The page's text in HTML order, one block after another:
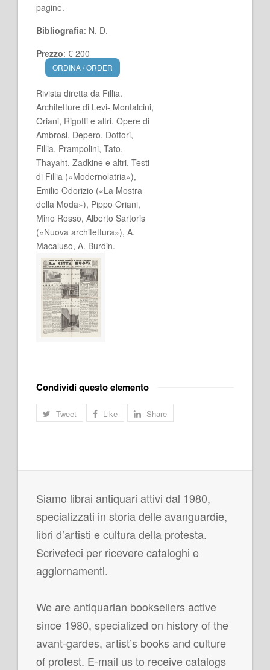
pagine.
Bibliografia: N. D.
Prezzo: € 200
ORDINA / ORDER
Rivista diretta da Fillia.
Architetture di Levi- Montalcini,
Oriani, Rigotti e altri. Opere di
Ambrosi, Depero, Dottori,
Fillia, Prampolini, Tato,
Thayaht, Zadkine e altri. Testi
di Fillia («Modernolatria»),
Emilio Odorizio («La Mostra
della Moda»), Pippo Oriani,
Mino Rosso, Alberto Sartoris
(«Nuova architettura»), A.
Macaluso, A. Burdin.
Condividi questo elemento
Tweet Like Share
Siamo librai antiquari attivi dal 1980,
specializzati in storia delle avanguardie,
libri d’artisti e cultura della protesta.
Scriveteci per ricevere cataloghi e
aggiornamenti.
We are antiquarian booksellers active
since 1980, specialized on history of the
avant-gardes, artist’s books and culture
of protest. E-mail us to receive catalogs